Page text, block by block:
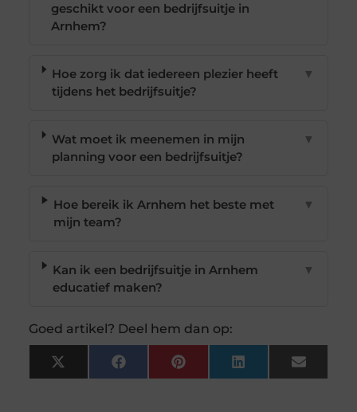
geschikt voor een bedrijfsuitje in
Arnhem?
Hoe zorg ik dat iedereen plezier heeft
tijdens het bedrijfsuitje?
▼
Wat moet ik meenemen in mijn
planning voor een bedrijfsuitje?
▼
Hoe bereik ik Arnhem het beste met
mijn team?
▼
Kan ik een bedrijfsuitje in Arnhem
educatief maken?
▼
Goed artikel? Deel hem dan op:
X
(Twitter)
FacebookPinterest LinkedIn Email